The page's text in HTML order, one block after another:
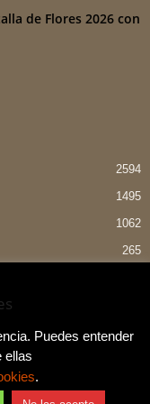
de Flores 2026 con
2594
1495
1062
265
84
Puedes entender
ellas
.